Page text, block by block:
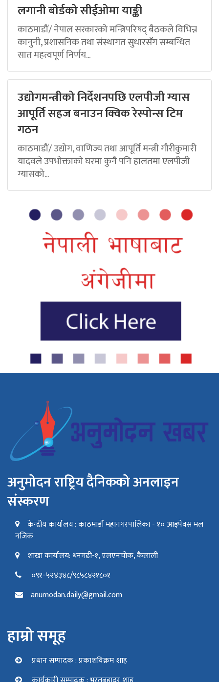
लगानी बोर्डको सीईओमा याङ्की
काठमाडौं/ नेपाल सरकारको मन्त्रिपरिषद् बैठकले विभिन्न
कानुनी, प्रशासनिक तथा संस्थागत सुधारसँग सम्बन्धित
सात महत्वपूर्ण निर्णय...
उद्योगमन्त्रीको निर्देशनपछि एलपीजी ग्यास
आपूर्ति सहज बनाउन क्विक रेस्पोन्स टिम
गठन
काठमाडौं/ उद्योग, वाणिज्य तथा आपूर्ति मन्त्री गौरीकुमारी
यादवले उपभोक्ताको घरमा कुनै पनि हालतमा एलपीजी
ग्यासको...
अनुमोदन राष्ट्रिय दैनिकको अनलाइन
संस्करण
केन्द्रीय कार्यालय : काठमाडौं महानगरपालिका - १० आइपेक्स मल
नजिक
शाखा कार्यालय: धनगढी-१, एलएनचोक, कैलाली
०९१-५२४३४८/९८५८४२१८०१
anumodan.daily@gmail.com
हाम्रो समूह
प्रधान सम्पादक : प्रकाशविक्रम शाह